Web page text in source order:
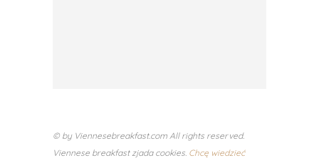
© by Viennesebreakfast.com All rights reserved.
Viennese breakfast zjada cookies. Chcę wiedzieć